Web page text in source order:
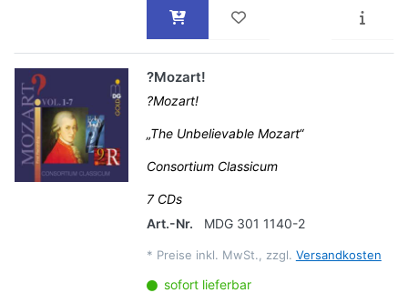
?Mozart!
?Mozart!
„The Unbelievable Mozart“
Consortium Classicum
7 CDs
Art.-Nr.
MDG 301 1140-2
* Preise inkl. MwSt., zzgl. Versandkosten
sofort lieferbar